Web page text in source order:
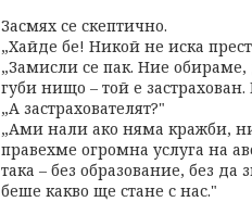
Засмях се скептично.
„Хайде бе! Никой не иска
„Замисли се пак. Ние
губи нищо – той е
„А застрахователят?"
„Ами нали ако няма кражби,
правехме огромна услуга на
така – без образование, без
беше какво ще стане с нас."